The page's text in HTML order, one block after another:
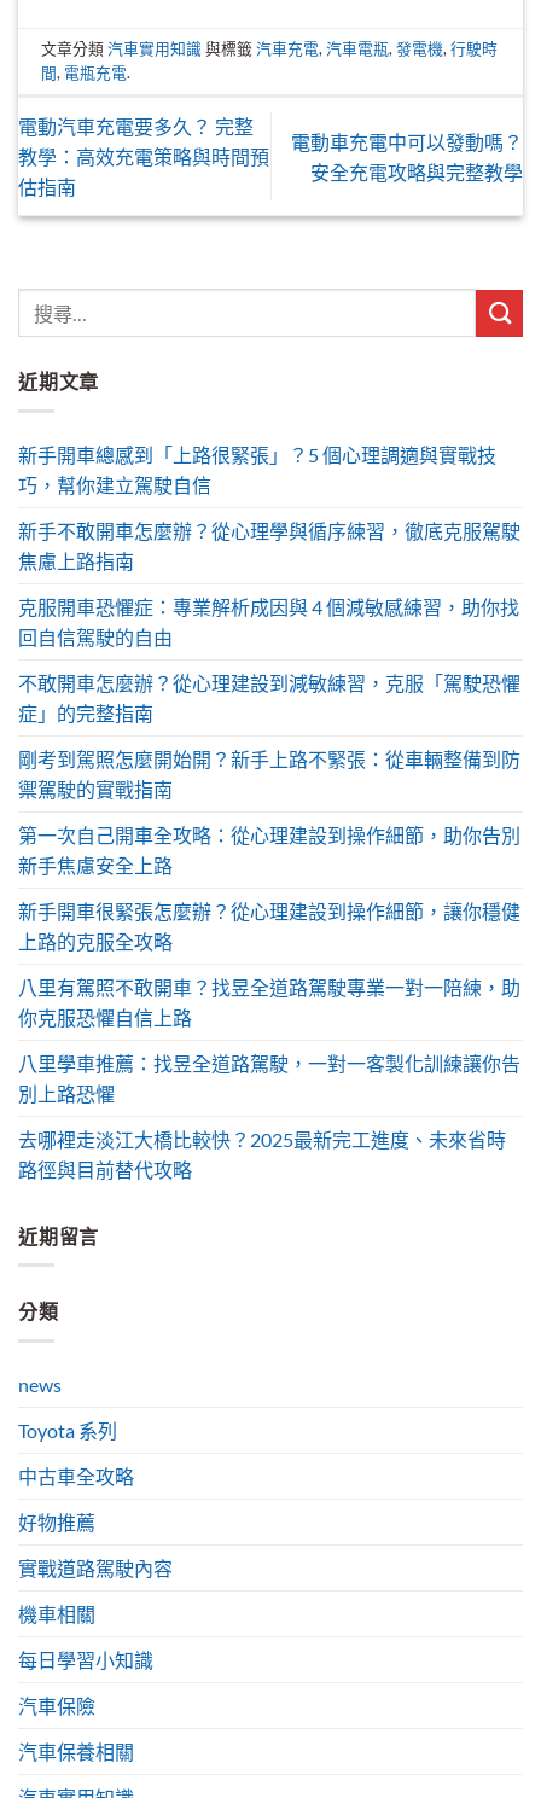
文章分類汽車實用知識 與標籤汽車充電,汽車電瓶,發電機,行駛時
間, 電瓶充電.
電動汽車充電要多久？ 完整
教學：高效充電策略與時間預
估指南
電動車充電中可以發動嗎？
安全充電攻略與完整教學
近期文章
新手開車總感到「上路很緊張」？5 個心理調適與實戰技
巧，幫你建立駕駛自信
新手不敢開車怎麼辦？從心理學與循序練習，徹底克服駕駛
焦慮上路指南
克服開車恐懼症：專業解析成因與 4 個減敏感練習，助你找
回自信駕駛的自由
不敢開車怎麼辦？從心理建設到減敏練習，克服「駕駛恐懼
症」的完整指南
剛考到駕照怎麼開始開？新手上路不緊張：從車輛整備到防
禦駕駛的實戰指南
第一次自己開車全攻略：從心理建設到操作細節，助你告別
新手焦慮安全上路
新手開車很緊張怎麼辦？從心理建設到操作細節，讓你穩健
上路的克服全攻略
八里有駕照不敢開車？找昱全道路駕駛專業一對一陪練，助
你克服恐懼自信上路
八里學車推薦：找昱全道路駕駛，一對一客製化訓練讓你告
別上路恐懼
去哪裡走淡江大橋比較快？2025最新完工進度、未來省時
路徑與目前替代攻略
近期留言
分類
news
Toyota 系列
中古車全攻略
好物推薦
實戰道路駕駛內容
機車相關
每日學習小知識
汽車保險
汽車保養相關